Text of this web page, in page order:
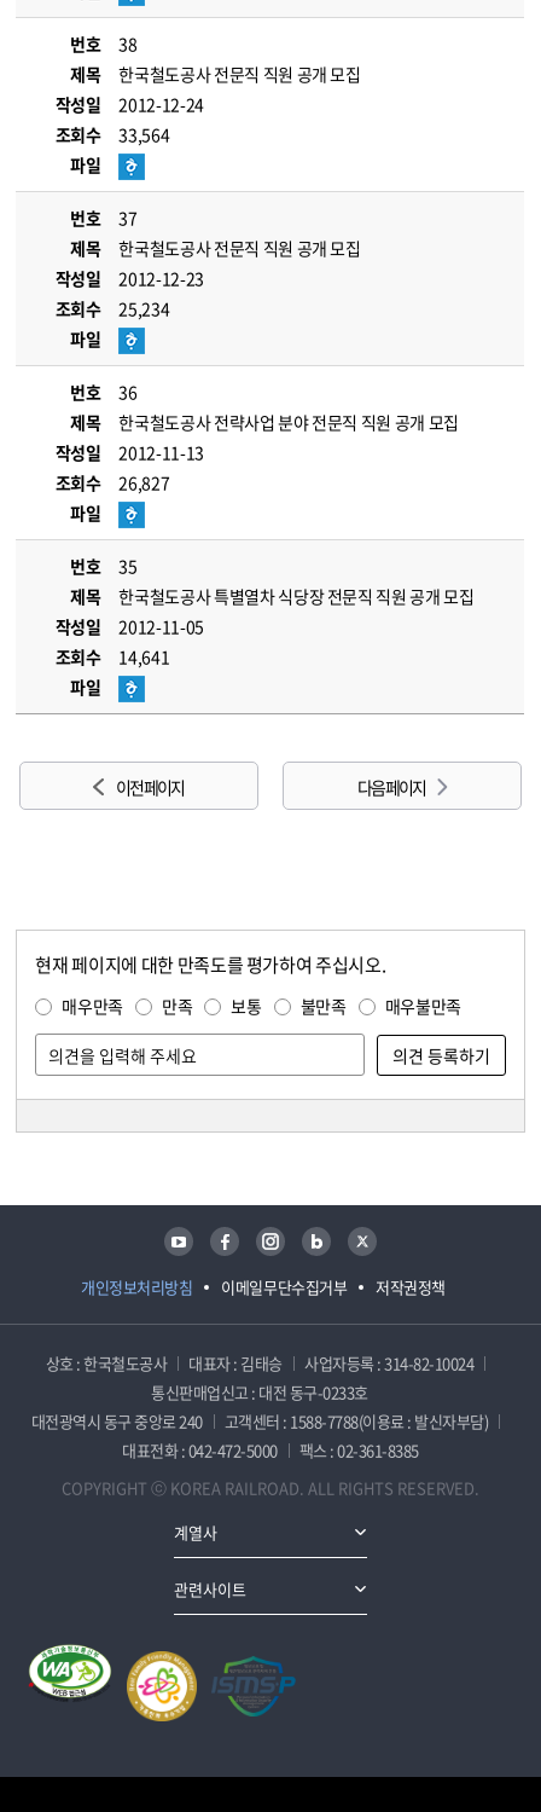
번호
38
제목
한국철도공사 전문직 직원 공개 모집
작성일
2012-12-24
조회수
33,564
파일
번호
37
제목
한국철도공사 전문직 직원 공개 모집
작성일
2012-12-23
조회수
25,234
파일
번호
36
제목
한국철도공사 전략사업 분야 전문직 직원 공개 모집
작성일
2012-11-13
조회수
26,827
파일
번호
35
제목
한국철도공사 특별열차 식당장 전문직 직원 공개 모집
작성일
2012-11-05
조회수
14,641
파일
이전 페이지 다음 페이지
현재 페이지에 대한 만족도를 평가하여 주십시오.
매우만족 만족 보통 불만족 매우불만족
개인정보처리방침 이메일무단수집거부 저작권정책
유튜브 페이스북 인스타그램 블로그 트위터
상호 : 한국철도공사 대표자 : 김태승
사업자등록 : 314-82-10024
통신판매업신고 : 대전 동구-0233호
대전광역시 동구 중앙로 240
고객센터 : 1588-7788(이용료 : 발신자부담)
대표전화 : 042-472-5000
팩스 : 02-361-8385
COPYRIGHT ⓒ KOREA RAILROAD. ALL RIGHTS RESERVED.
계열사
관련사이트